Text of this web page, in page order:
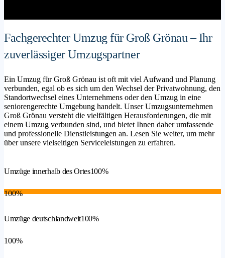
Fachgerechter Umzug für Groß Grönau – Ihr
zuverlässiger Umzugspartner
Ein Umzug für Groß Grönau ist oft mit viel Aufwand und Planung
verbunden, egal ob es sich um den Wechsel der Privatwohnung, den
Standortwechsel eines Unternehmens oder den Umzug in eine
seniorengerechte Umgebung handelt. Unser Umzugsunternehmen
Groß Grönau versteht die vielfältigen Herausforderungen, die mit
einem Umzug verbunden sind, und bietet Ihnen daher umfassende
und professionelle Dienstleistungen an. Lesen Sie weiter, um mehr
über unsere vielseitigen Serviceleistungen zu erfahren.
Umzüge innerhalb des Ortes100%
100%
Umzüge deutschlandweit100%
100%